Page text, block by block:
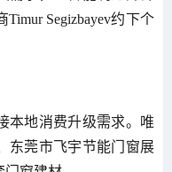
Segizbayev约下个
本地消费升级需求。唯
东莞市飞宇节能门窗展